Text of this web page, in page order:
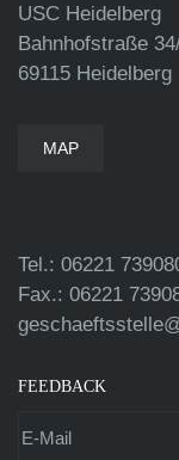
USC Heidelberg
Bahnhofstraße
69115 Heidelberg
MAP
Tel.: 06221
Fax.: 06221
FEEDBACK